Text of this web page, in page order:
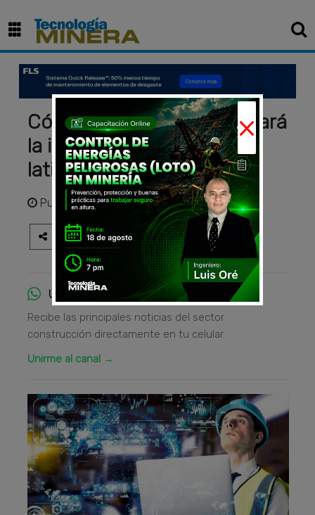
Cómo la red 5G transformará
la industria minera
latinoamericana
Publicadohace 3 años
Únete al canal de WhatsApp
Recibe las principales noticias del sector
construcción directamente en tu celular.
Unirme al canal →
×